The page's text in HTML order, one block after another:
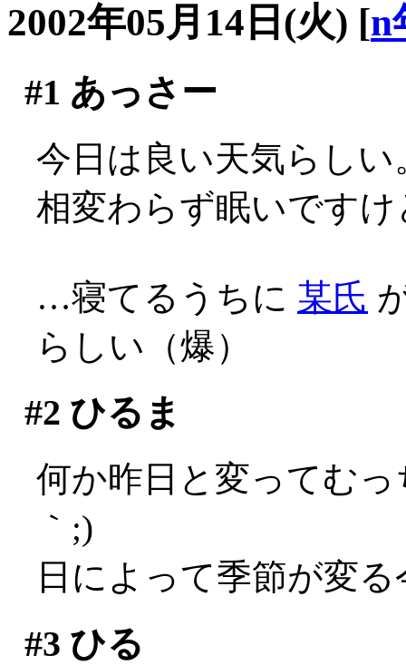
2002年05月14日(火) [n
#1 あっさー
今日は良い天気らしい
相変わらず眠いですけ
…寝てるうちに 某氏
らしい（爆）
#2 ひるま
何か昨日と変ってむ
｀;)
日によって季節が変
#3 ひる